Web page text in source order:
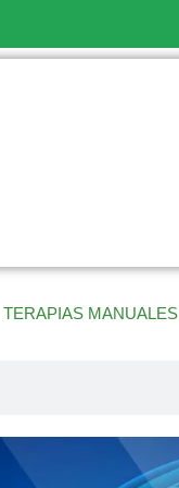
TERAPIAS MANUALES